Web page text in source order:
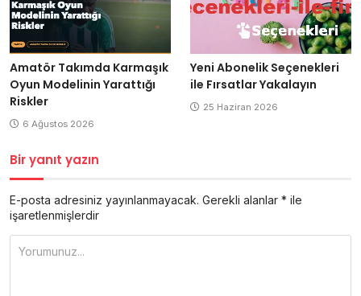
Amatör Takımda Karmaşık
Oyun Modelinin Yarattığı
Riskler
6 Ağustos 2026
Yeni Abonelik Seçenekleri
ile Fırsatlar Yakalayın
25 Haziran 2026
Bir yanıt yazın
E-posta adresiniz yayınlanmayacak. Gerekli alanlar * ile
işaretlenmişlerdir